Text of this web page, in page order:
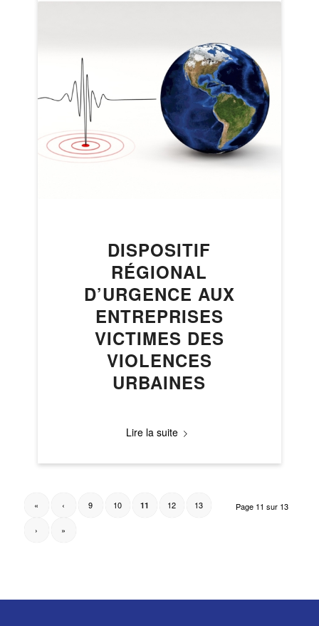
DISPOSITIF
RÉGIONAL
D’URGENCE AUX
ENTREPRISES
VICTIMES DES
VIOLENCES
URBAINES
Lire la suite
Page 11 sur 13
« ‹ 9 10 11 12 13
› »